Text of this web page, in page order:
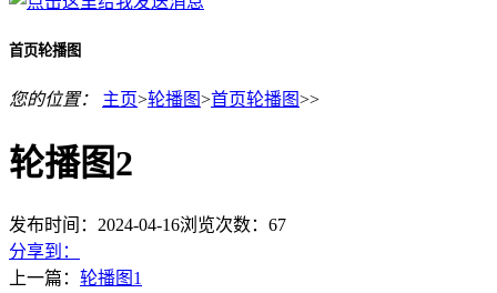
首页轮播图
您的位置： 主页>轮播图>首页轮播图>>
轮播图2
发布时间：2024-04-16浏览次数： 67
分享到：
上一篇： 轮播图1